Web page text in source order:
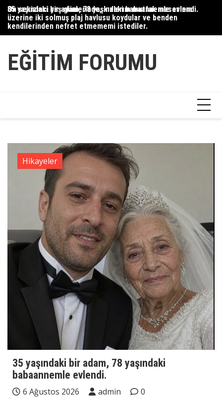
Skip
content
35 yaşındaki bir adam, 78 yaşındaki babaannemle evlendi.
On sekizinci yaş günlerinde, kızlarım mutfak masasının
üzerine iki solmuş plaj havlusu koydular ve benden
kendilerinden nefret etmememi istediler.
EĞITIM FORUMU
Hikayeler
35 yaşındaki bir adam, 78 yaşındaki
babaannemle evlendi.
6 Ağustos 2026 admin
0